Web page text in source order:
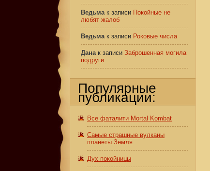
Ведьмак записи Покойные не
любят жалоб
Ведьмак записи Роковые числа
Данак записи Заброшенная могила
подруги
Популярные
публикации:
Все фаталити Mortal Kombat
Самые страшные вулканы
планеты Земля
Дух покойницы